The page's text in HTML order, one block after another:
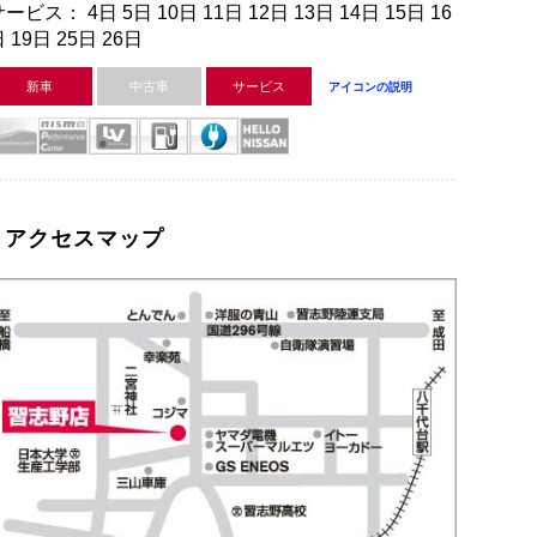
ービス： 4日 5日 10日 11日 12日 13日 14日 15日 16
19日 25日 26日
新車 中古車 サービス アイコンの説明
アクセスマップ